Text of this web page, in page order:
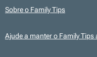
Sobre o Family Tips
Ajude a manter o Family Tips